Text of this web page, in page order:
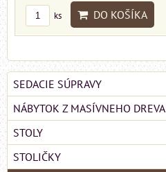
ks DO KOŠÍKA
SEDACIE SÚPRAVY
NÁBYTOK Z MASÍVNEHO DREVA
STOLY
STOLIČKY